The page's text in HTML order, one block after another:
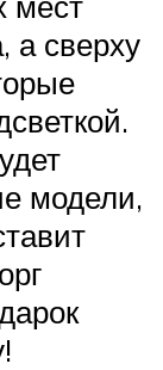
а сверху
модели,